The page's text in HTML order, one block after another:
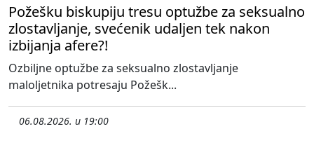
Požešku biskupiju tresu optužbe za seksualno
zlostavljanje, svećenik udaljen tek nakon
izbijanja afere?!
Ozbiljne optužbe za seksualno zlostavljanje
maloljetnika potresaju Požešk...
06.08.2026. u 19:00